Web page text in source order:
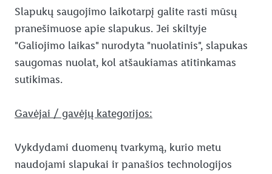
Slapukų saugojimo laikotarpį galite rasti mūsų
pranešimuose apie slapukus. Jei skiltyje
"Galiojimo laikas" nurodyta "nuolatinis", slapukas
saugomas nuolat, kol atšaukiamas atitinkamas
sutikimas.
Gavėjai / gavėjų kategorijos:
Vykdydami duomenų tvarkymą, kurio metu
naudojami slapukai ir panašios technologijos